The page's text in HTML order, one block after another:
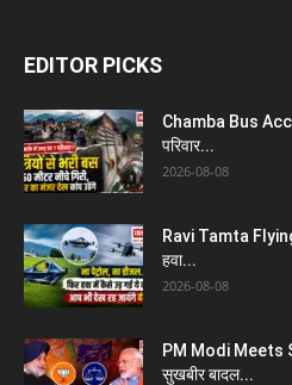
EDITOR PICKS
Chamba Bus
परिवार...
2026-08-08
Ravi Tamta
हवा...
2026-08-08
PM Modi Meets
सुखबीर बादल...